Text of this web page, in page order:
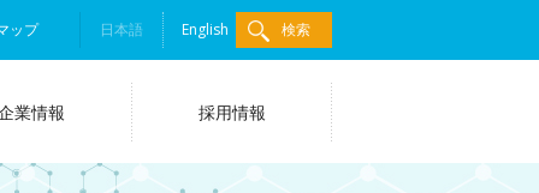
ップ 日本語 English 検索
業情報 採用情報